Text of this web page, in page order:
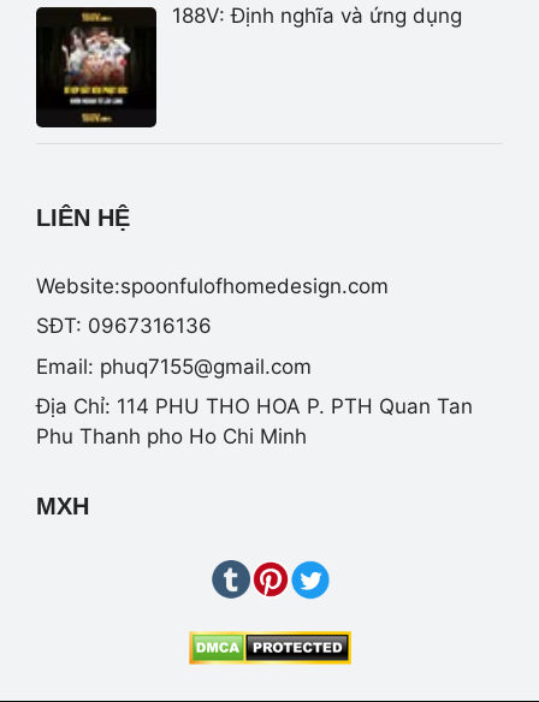
188V: Định nghĩa và ứng dụng
LIÊN HỆ
Website:spoonfulofhomedesign.com
SĐT: 0967316136
Email: phuq7155@gmail.com
Địa Chỉ: 114 PHU THO HOA P. PTH Quan Tan
Phu Thanh pho Ho Chi Minh
MXH